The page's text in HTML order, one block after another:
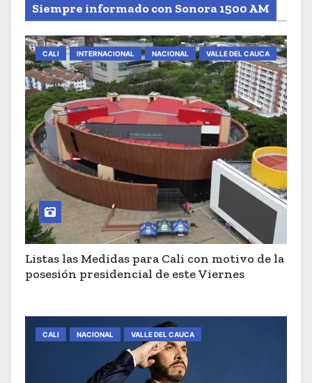
Siempre informado con Sonora 1500 AM
CALI INTERNACIONAL NACIONAL VALLE DEL CAUCA
Listas las Medidas para Cali con motivo de la
posesión presidencial de este Viernes
CALI NACIONAL VALLE DEL CAUCA